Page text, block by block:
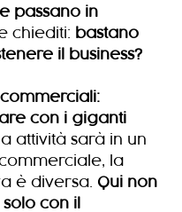
passano in
chiediti: bastano
il business?
commerciali:
con i giganti
attività sarà in un
la
è diversa. Qui non
con il